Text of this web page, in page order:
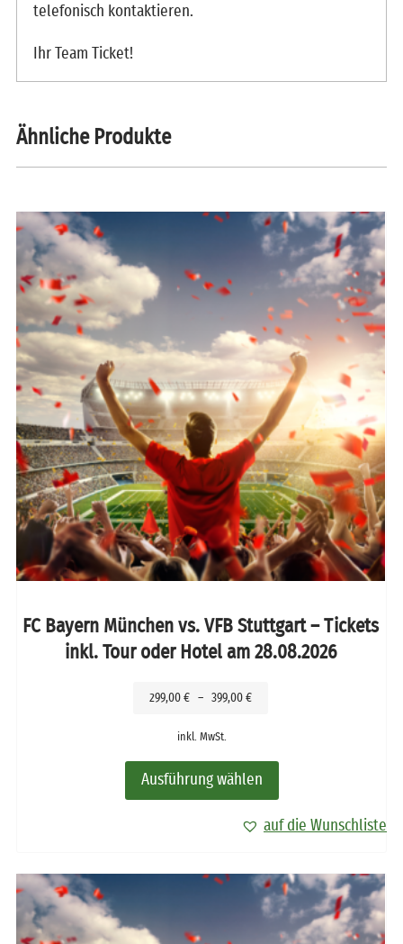
telefonisch kontaktieren.
Ihr Team Ticket!
Ähnliche Produkte
FC Bayern München vs. VFB Stuttgart – Tickets
inkl. Tour oder Hotel am 28.08.2026
299,00 € – 399,00 €
inkl. MwSt.
Ausführung wählen
auf die Wunschliste